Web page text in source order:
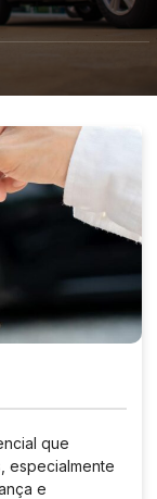
que
especialmente
e